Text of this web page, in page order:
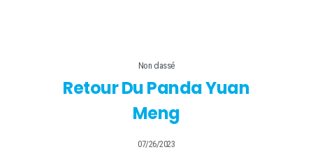
Non classé
Retour Du Panda Yuan
Meng
07/26/2023